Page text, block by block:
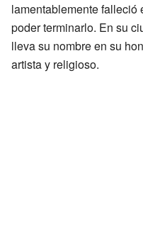
lamentablemente falleció
poder terminarlo. En su
lleva su nombre en su
artista y religioso.